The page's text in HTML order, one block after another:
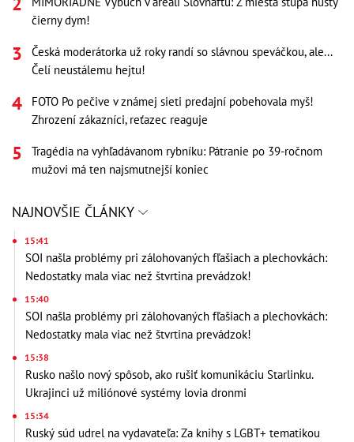
čierny dym!
Česká moderátorka už roky randí so slávnou speváčkou, ale...
Čelí neustálemu hejtu!
FOTO Po pečive v známej sieti predajní pobehovala myš!
Zhrození zákazníci, reťazec reaguje
Tragédia na vyhľadávanom rybníku: Pátranie po 39-ročnom
mužovi má ten najsmutnejší koniec
NAJNOVŠIE ČLÁNKY
15:41
SOI našla problémy pri zálohovaných fľašiach a plechovkách:
Nedostatky mala viac než štvrtina prevádzok!
15:40
SOI našla problémy pri zálohovaných fľašiach a plechovkách:
Nedostatky mala viac než štvrtina prevádzok!
15:38
Rusko našlo nový spôsob, ako rušiť komunikáciu Starlinku.
Ukrajinci už miliónové systémy lovia dronmi
15:34
Ruský súd udrel na vydavateľa: Za knihy s LGBT+ tematikou